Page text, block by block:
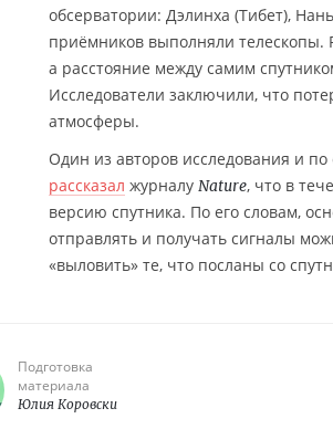
обсерватории: Дэлинха (Тибет),
приёмников выполняли телескопы.
а расстояние между самим
Исследователи заключили, что
атмосферы.
Один из авторов исследования и
рассказал журналу Nature, что в
версию спутника. По его словам,
отправлять и получать сигналы
«выловить» те, что посланы со
Подготовка
материала
Юлия Коровски